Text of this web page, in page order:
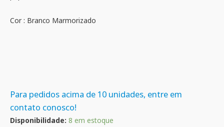
Cor : Branco Marmorizado
Para pedidos acima de 10 unidades, entre em
contato conosco!
Disponibilidade: 8 em estoque